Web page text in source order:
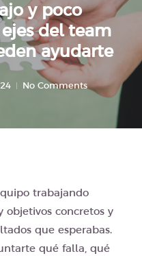
y poco
del team
ayudarte
No Comments
trabajando
objetivos concretos y
que esperabas.
qué falla, qué